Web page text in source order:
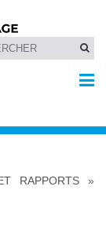
RAPPORTS »